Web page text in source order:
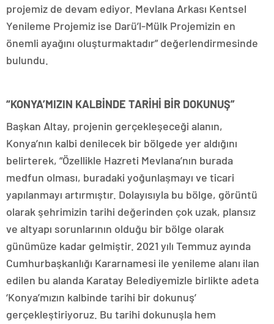
projemiz de devam ediyor. Mevlana Arkası Kentsel
Yenileme Projemiz ise Darü’l-Mülk Projemizin en
önemli ayağını oluşturmaktadır” değerlendirmesinde
bulundu.
“KONYA’MIZIN KALBİNDE TARİHİ BİR DOKUNUŞ”
Başkan Altay, projenin gerçekleşeceği alanın,
Konya’nın kalbi denilecek bir bölgede yer aldığını
belirterek, “Özellikle Hazreti Mevlana’nın burada
medfun olması, buradaki yoğunlaşmayı ve ticari
yapılanmayı artırmıştır. Dolayısıyla bu bölge, görüntü
olarak şehrimizin tarihi değerinden çok uzak, plansız
ve altyapı sorunlarının olduğu bir bölge olarak
günümüze kadar gelmiştir. 2021 yılı Temmuz ayında
Cumhurbaşkanlığı Kararnamesi ile yenileme alanı ilan
edilen bu alanda Karatay Belediyemizle birlikte adeta
‘Konya’mızın kalbinde tarihi bir dokunuş’
gerçekleştiriyoruz. Bu tarihi dokunuşla hem